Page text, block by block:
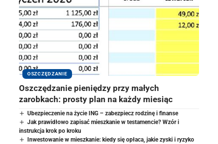
OSZCZĘDZANIE
Oszczędzanie pieniędzy przy małych
zarobkach: prosty plan na każdy miesiąc
Ubezpieczenie na życie ING – zabezpiecz rodzinę i finanse
Jak prawidłowo zapisać mieszkanie w testamencie? Wzór i
instrukcja krok po kroku
Inwestowanie w mieszkanie: kiedy się opłaca, jakie zyski i ryzyko